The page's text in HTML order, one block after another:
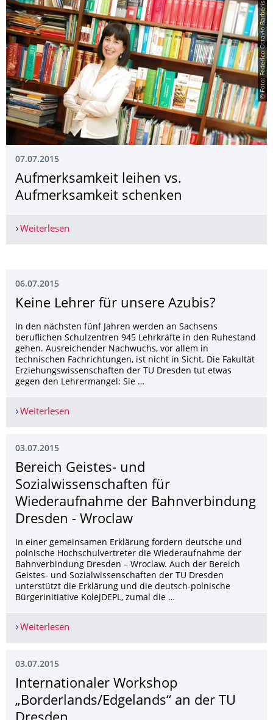
© Foto: Federico Ottavio Barberis
07.07.2015
Aufmerksamkeit leihen vs.
Aufmerksamkeit schenken
Weiterlesen
06.07.2015
Keine Lehrer für unsere Azubis?
In den nächsten fünf Jahren werden an Sachsens
beruflichen Schulzentren 945 Lehrkräfte in den Ruhestand
gehen. Ausreichender Nachwuchs, vor allem in
technischen Fachrichtungen, ist nicht in Sicht. Die Fakultät
Erziehungswissenschaften der TU Dresden tut etwas
gegen den Lehrermangel: Sie …
Weiterlesen
03.07.2015
Bereich Geistes- und
Sozialwissenschaf­ten für
Wiederaufnahme der Bahnverbindung
Dresden - Wroclaw
In einer gemeinsamen Erklärung fordern deutsche und
polnische Hochschulvertreter die Wiederaufnahme der
Bahnverbindung Dresden – Wroclaw. Auch der Bereich
Geistes- und Sozialwissenschaften der TU Dresden
unterstützt die Erklärung und die deutsch-polnische
Bürgerinitiative KolejDEPL, zumal die …
Weiterlesen
03.07.2015
Internationaler Workshop
„Borderlands/Edgelands“ an der TU